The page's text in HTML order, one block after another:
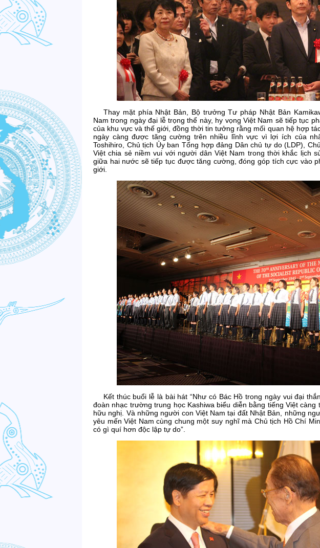
Thay mặt phía Nhật Bản, Bộ trưởng Tư pháp Nhật Bản
Nam trong ngày đại lễ trọng thể này, hy vọng Việt Nam sẽ tiếp tục
của khu vực và thế giới, đồng thời tin tưởng rằng mối quan hệ hợp
ngày càng được tăng cường trên nhiều lĩnh vực vì lợi ích của
Toshihiro, Chủ tịch Ủy ban Tổng hợp đảng Dân chủ tự do (LDP),
Việt chia sẻ niềm vui với người dân Việt Nam trong thời khắc lịch
giữa hai nước sẽ tiếp tục được tăng cường, đóng góp tích cực vào
giới.
Kết thúc buổi lễ là bài hát “Như có Bác Hồ trong ngày vui đại
đoàn nhạc trường trung học Kashiwa biểu diễn bằng tiếng Việt
hữu nghị. Và những người con Việt Nam tại đất Nhật Bản, những
yêu mến Việt Nam cùng chung một suy nghĩ mà Chủ tịch Hồ Chí
có gì quí hơn độc lập tự do”.